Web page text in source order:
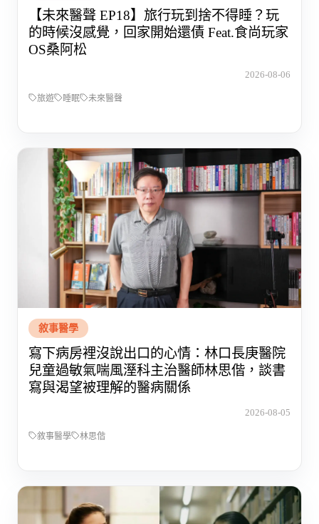
【未來醫聲 EP18】旅行玩到捨不得睡？玩
的時候沒感覺，回家開始還債 Feat.食尚玩家
OS桑阿松
2026-08-06
旅遊 睡眠 未來醫聲
敘事醫學
寫下病房裡沒說出口的心情：林口長庚醫院
兒童過敏氣喘風溼科主治醫師林思偕，談書
寫與渴望被理解的醫病關係
2026-08-05
敘事醫學 林思偕